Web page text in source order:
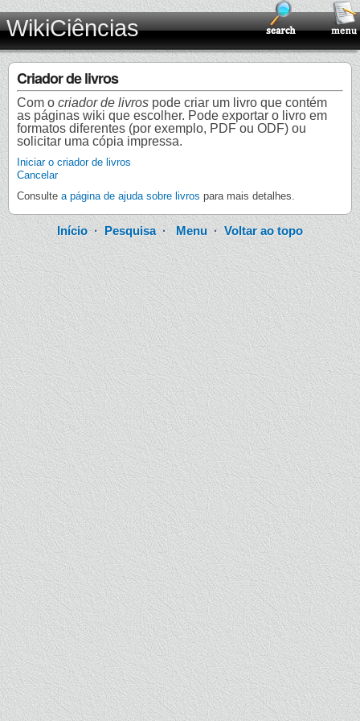
WikiCiências
Criador de livros
Com o criador de livros pode criar um livro que contém
as páginas wiki que escolher. Pode exportar o livro em
formatos diferentes (por exemplo, PDF ou ODF) ou
solicitar uma cópia impressa.
Iniciar o criador de livros
Cancelar
Consulte a página de ajuda sobre livros para mais detalhes.
Início· Pesquisa·Menu · Voltar ao topo